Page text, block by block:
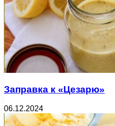
Заправка к «Цезарю»
06.12.2024